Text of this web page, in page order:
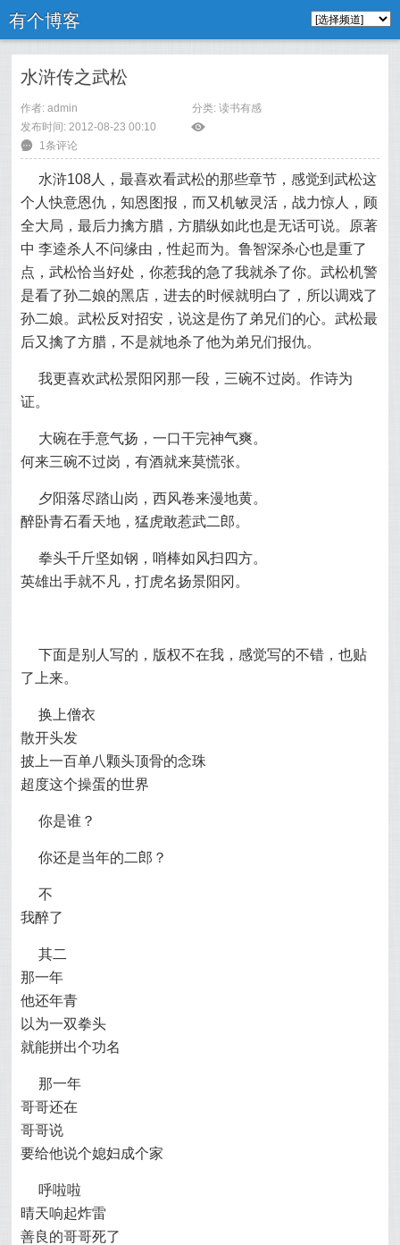
有个博客
水浒传之武松
作者: admin 分类: 读书有感
发布时间: 2012-08-23 00:10
ė
6
1条评论
水浒108人，最喜欢看武松的那些章节，感觉到武松这
个人快意恩仇，知恩图报，而又机敏灵活，战力惊人，顾
全大局，最后力擒方腊，方腊纵如此也是无话可说。原著
中 李逵杀人不问缘由，性起而为。鲁智深杀心也是重了
点，武松恰当好处，你惹我的急了我就杀了你。武松机警
是看了孙二娘的黑店，进去的时候就明白了，所以调戏了
孙二娘。武松反对招安，说这是伤了弟兄们的心。武松最
后又擒了方腊，不是就地杀了他为弟兄们报仇。
我更喜欢武松景阳冈那一段，三碗不过岗。作诗为
证。
大碗在手意气扬，一口干完神气爽。
何来三碗不过岗，有酒就来莫慌张。
夕阳落尽踏山岗，西风卷来漫地黄。
醉卧青石看天地，猛虎敢惹武二郎。
拳头千斤坚如钢，哨棒如风扫四方。
英雄出手就不凡，打虎名扬景阳冈。
下面是别人写的，版权不在我，感觉写的不错，也贴
了上来。
换上僧衣
散开头发
披上一百单八颗头顶骨的念珠
超度这个操蛋的世界
你是谁？
你还是当年的二郎？
不
我醉了
其二
那一年
他还年青
以为一双拳头
就能拼出个功名
那一年
哥哥还在
哥哥说
要给他说个媳妇成个家
呼啦啦
晴天响起炸雷
善良的哥哥死了